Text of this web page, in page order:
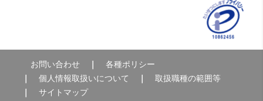
お問い合わせ
各種ポリシー
個人情報取扱いについて
取扱職種の範囲等
サイトマップ